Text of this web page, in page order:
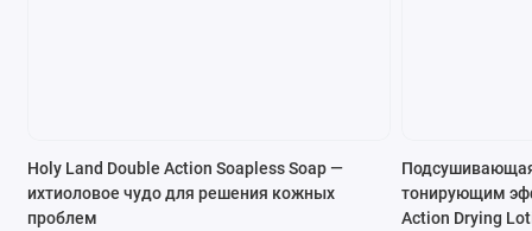
Holy Land Double Action Soapless Soap —
ихтиоловое чудо для решения кожных
проблем
тонирующим
Action Drying